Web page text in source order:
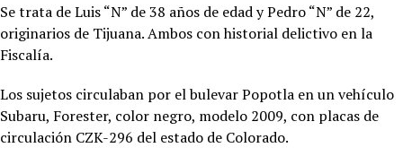
Se trata de Luis “N” de 38 años de edad y Pedro “N” de 22,
originarios de Tijuana. Ambos con historial delictivo en la
Fiscalía.
Los sujetos circulaban por el bulevar Popotla en un vehículo
Subaru, Forester, color negro, modelo 2009, con placas de
circulación CZK-296 del estado de Colorado.